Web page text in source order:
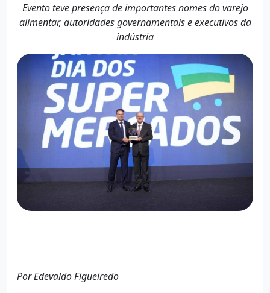
Evento teve presença de importantes nomes do varejo
alimentar, autoridades governamentais e executivos da
indústria
Por Edevaldo Figueiredo